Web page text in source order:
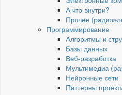
А что внутри?
Прочее
Программирование
Алгоритмы и
Базы данных
Веб-разработка
Мультимедиа
Нейронные сети
Паттерны